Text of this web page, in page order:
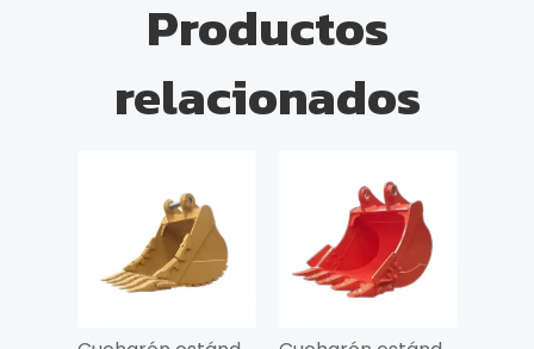
Productos
relacionados